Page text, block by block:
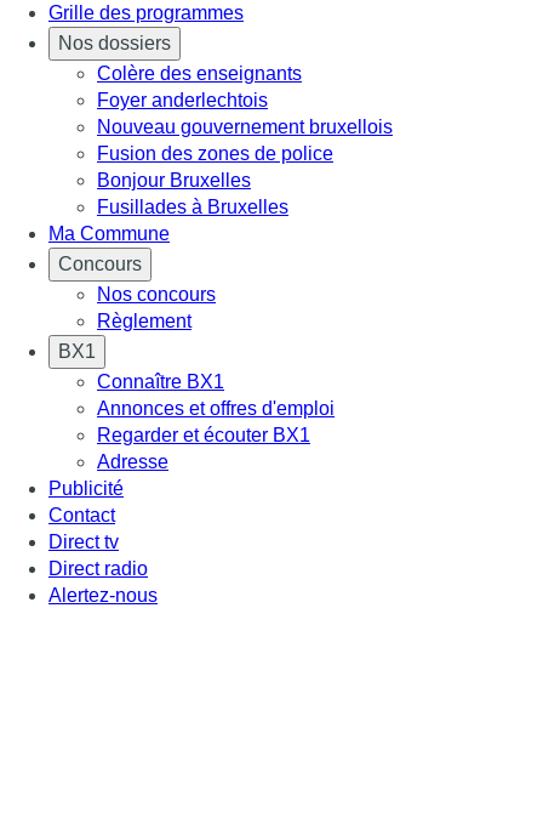
Grille des programmes
Nos dossiers
Colère des enseignants
Foyer anderlechtois
Nouveau gouvernement bruxellois
Fusion des zones de police
Bonjour Bruxelles
Fusillades à Bruxelles
Ma Commune
Concours
Nos concours
Règlement
BX1
Connaître BX1
Annonces et offres d'emploi
Regarder et écouter BX1
Adresse
Publicité
Contact
Direct tv
Direct radio
Alertez-nous